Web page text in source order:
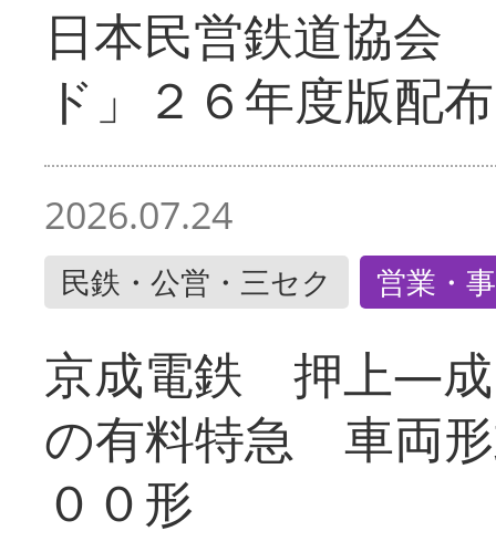
日本民営鉄道協会
ド」２６年度版配布
2026.07.24
民鉄・公営・三セク 営業・
京成電鉄 押上―成
の有料特急 車両
００形